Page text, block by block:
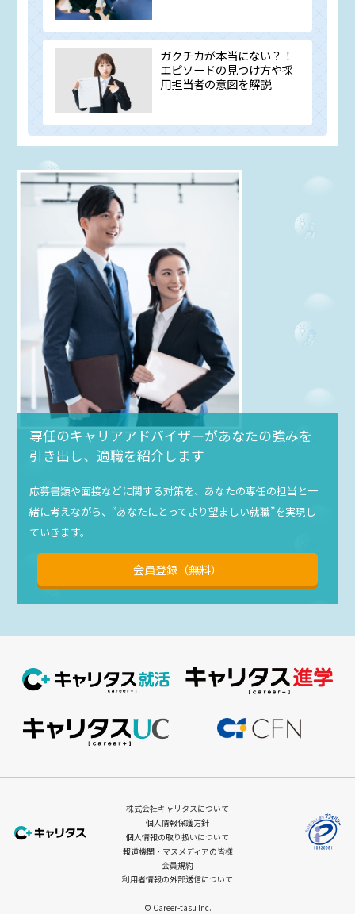
ガクチカが本当にない？！
エピソードの見つけ方や採
用担当者の意図を解説
専任のキャリアアドバイザーがあなたの強みを
引き出し、適職を紹介します
応募書類や面接などに関する対策を、あなたの専任の担当と一
緒に考えながら、“あなたにとってより望ましい就職”を実現し
ていきます。
会員登録（無料）
株式会社キャリタスについて
個人情報保護方針
個人情報の取り扱いについて
報道機関・マスメディアの皆様
会員規約
利用者情報の外部送信について
© Career-tasu Inc.